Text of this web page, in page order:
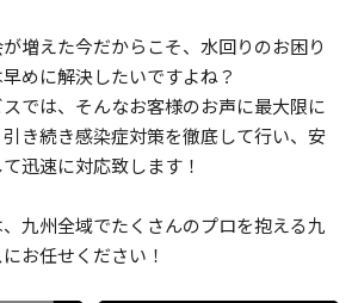
増えた今だからこそ、水回りのお困り
めに解決したいですよね？
では、そんなお客様のお声に最大限に
き続き感染症対策を徹底して行い、安
迅速に対応致します！
九州全域でたくさんのプロを抱える九
お任せください！